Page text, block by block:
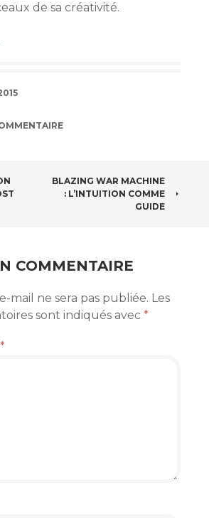
de sa créativité.
BLAZING WAR MACHINE
: L’INTUITION COMME
GUIDE
COMMENTAIRE
mail ne sera pas publiée. Les
sont indiqués avec *
*